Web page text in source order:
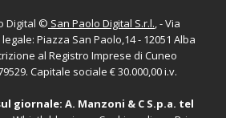
Digital © San Paolo Digital S.r.l., - Via
Piazza San Paolo,14 - 12051 Alba
al Registro Imprese di Cuneo
Capitale sociale € 30.000,00 i.v.
giornale: A. Manzoni & C S.p.a. tel